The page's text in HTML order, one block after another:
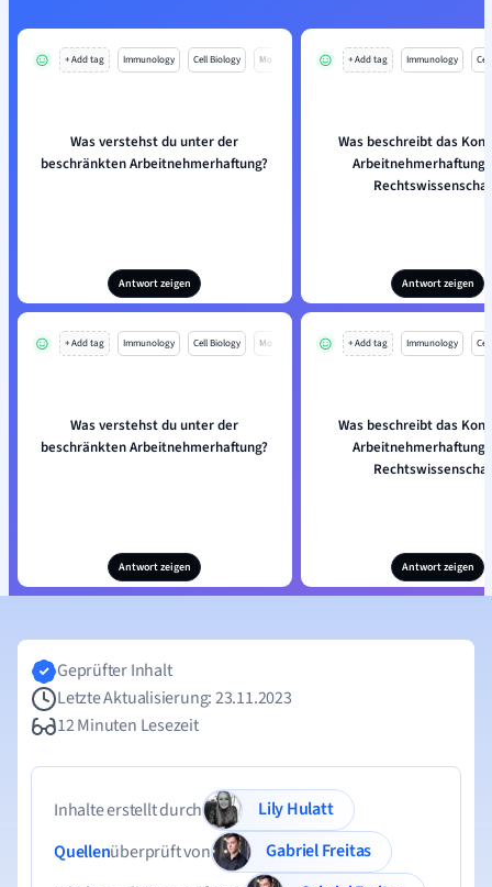
+ Add tag Immunology Cell Biology Mo
Was verstehst du unter der
beschränkten Arbeitnehmerhaftung?
Antwort zeigen
+ Add tag Immunology
Was beschreibt das
Arbeitnehmerhaftung
Antwort zeigen
+ Add tag Immunology Cell Biology Mo
Was verstehst du unter der
beschränkten Arbeitnehmerhaftung?
Antwort zeigen
+ Add tag Immunology
Was beschreibt das
Arbeitnehmerhaftung
Antwort zeigen
Geprüfter Inhalt
Letzte Aktualisierung: 23.11.2023
12 Minuten Lesezeit
Inhalte erstellt durch
Lily Hulatt
Quellenüberprüft von
Gabriel Freitas